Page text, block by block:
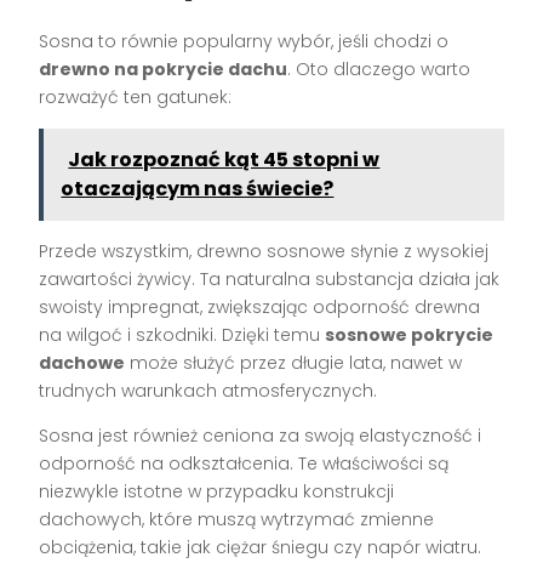
Sosna to równie popularny wybór, jeśli chodzi o
drewno na pokrycie dachu. Oto dlaczego warto
rozważyć ten gatunek:
Jak rozpoznać kąt 45 stopni w
otaczającym nas świecie?
Przede wszystkim, drewno sosnowe słynie z wysokiej
zawartości żywicy. Ta naturalna substancja działa jak
swoisty impregnat, zwiększając odporność drewna
na wilgoć i szkodniki. Dzięki temu sosnowe pokrycie
dachowe może służyć przez długie lata, nawet w
trudnych warunkach atmosferycznych.
Sosna jest również ceniona za swoją elastyczność i
odporność na odkształcenia. Te właściwości są
niezwykle istotne w przypadku konstrukcji
dachowych, które muszą wytrzymać zmienne
obciążenia, takie jak ciężar śniegu czy napór wiatru.